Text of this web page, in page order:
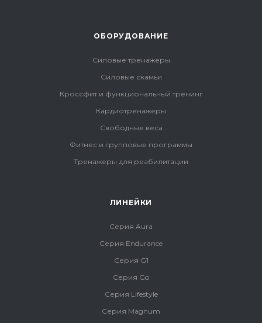
ОБОРУДОВАНИЕ
Силовые тренажеры
Силовые скамьи
Кроссфит и функциональный тренинг
Кардиотренажеры
Свободные веса
Фитнес и групповые программы
Тренажеры для реабилитации
ЛИНЕЙКИ
Серия Aura
Серия Endurance
Серия G1
Серия Go
Серия Lifestyle
Серия Magnum